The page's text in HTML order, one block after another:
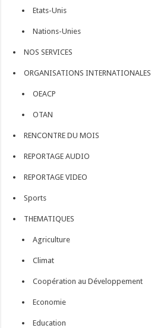
Etats-Unis
Nations-Unies
NOS SERVICES
ORGANISATIONS INTERNATIONALES
OEACP
OTAN
RENCONTRE DU MOIS
REPORTAGE AUDIO
REPORTAGE VIDEO
Sports
THEMATIQUES
Agriculture
Climat
Coopération au Développement
Economie
Education